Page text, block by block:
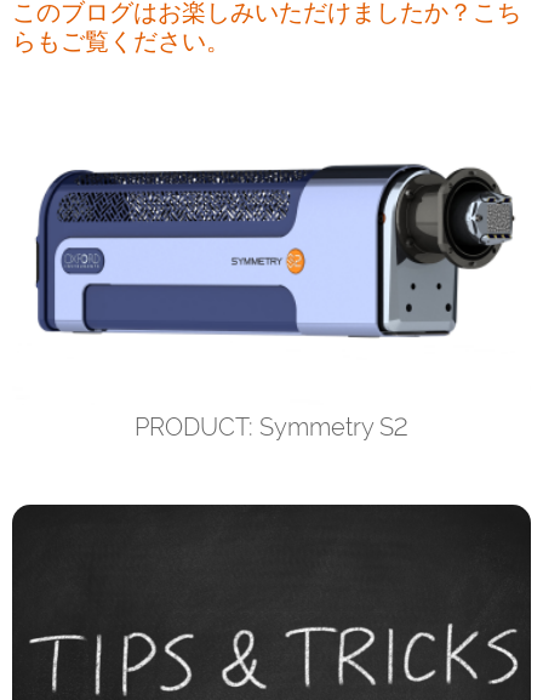
このブログはお楽しみいただけましたか？こち
らもご覧ください。
PRODUCT: Symmetry S2